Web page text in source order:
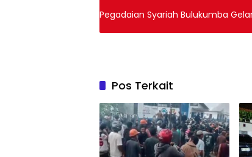
Pegadaian Syariah Bulukumba
Pos Terkait